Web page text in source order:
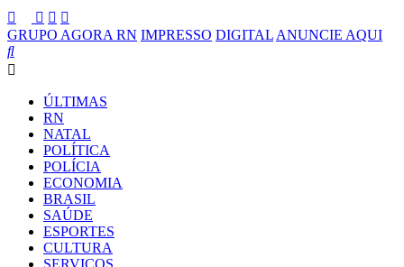
GRUPO AGORA RN IMPRESSO DIGITAL ANUNCIE AQUI
ÚLTIMAS
RN
NATAL
POLÍTICA
POLÍCIA
ECONOMIA
BRASIL
SAÚDE
ESPORTES
CULTURA
SERVIÇOS